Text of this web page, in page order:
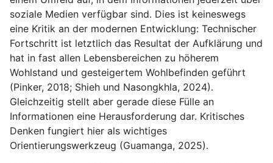
soziale Medien verfügbar sind. Dies ist keineswegs
eine Kritik an der modernen Entwicklung: Technischer
Fortschritt ist letztlich das Resultat der Aufklärung und
hat in fast allen Lebensbereichen zu höherem
Wohlstand und gesteigertem Wohlbefinden geführt
(Pinker, 2018; Shieh und Nasongkhla, 2024).
Gleichzeitig stellt aber gerade diese Fülle an
Informationen eine Herausforderung dar. Kritisches
Denken fungiert hier als wichtiges
Orientierungswerkzeug (Guamanga, 2025).